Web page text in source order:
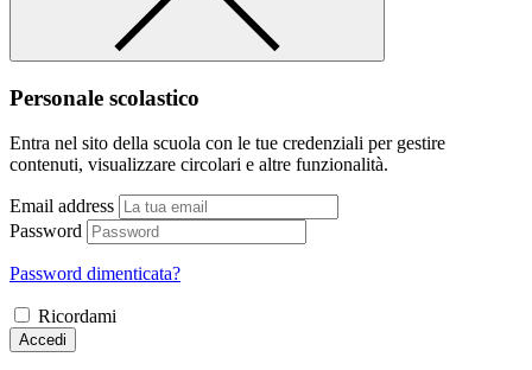
Personale scolastico
Entra nel sito della scuola con le tue credenziali per gestire
contenuti, visualizzare circolari e altre funzionalità.
Email address
Password
Password dimenticata?
Ricordami
Accedi